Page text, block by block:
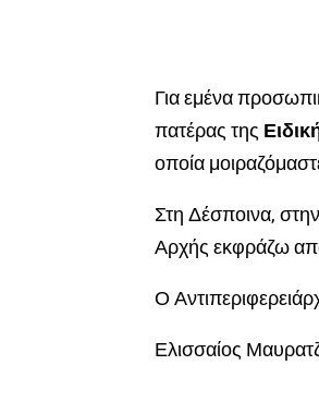
Για εμένα
πατέρας της
οποία
Στη Δέσποινα,
Αρχής εκφράζω
Ο
Ελισσαίος